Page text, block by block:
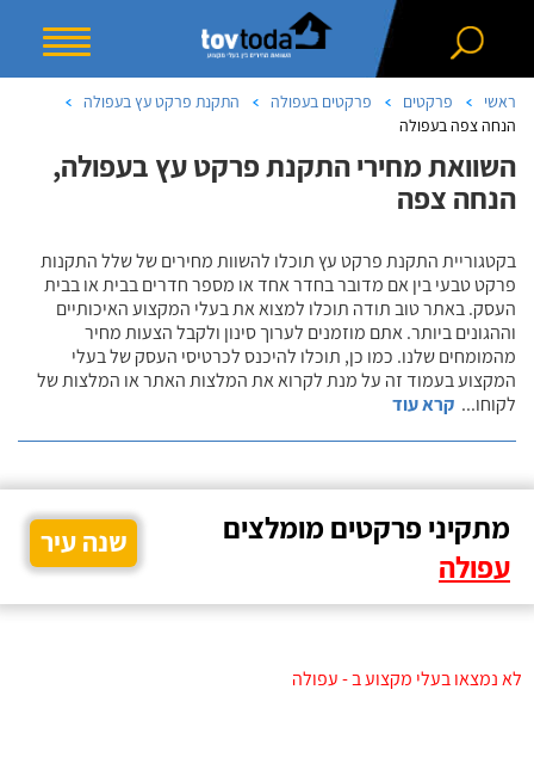
ראשי פרקטים פרקטים בעפולה
התקנת פרקט עץ בעפולה
הנחה צפה בעפולה
השוואת מחירי התקנת פרקט עץ בעפולה,
הנחה צפה
בקטגוריית התקנת פרקט עץ תוכלו להשוות מחירים של שלל התקנות
פרקט טבעי בין אם מדובר בחדר אחד או מספר חדרים בבית או בבית
העסק. באתר טוב תודה תוכלו למצוא את בעלי המקצוע האיכותיים
וההגונים ביותר. אתם מוזמנים לערוך סינון ולקבל הצעות מחיר
מהמומחים שלנו. כמו כן, תוכלו להיכנס לכרטיסי העסק של בעלי
המקצוע בעמוד זה על מנת לקרוא את המלצות האתר או המלצות של
לקוחו... קרא עוד
מתקיני פרקטים מומלצים
עפולה
שנה עיר
לא נמצאו בעלי מקצוע ב - עפולה